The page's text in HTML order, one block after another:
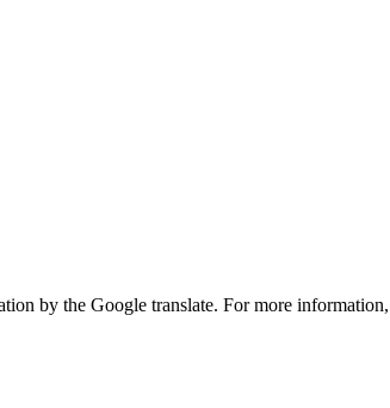
by the Google translate. For more